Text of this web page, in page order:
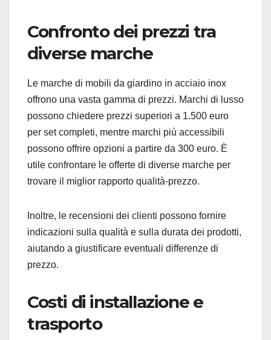
Confronto dei prezzi tra
diverse marche
Le marche di mobili da giardino in acciaio inox
offrono una vasta gamma di prezzi. Marchi di lusso
possono chiedere prezzi superiori a 1.500 euro
per set completi, mentre marchi più accessibili
possono offrire opzioni a partire da 300 euro. È
utile confrontare le offerte di diverse marche per
trovare il miglior rapporto qualità-prezzo.
Inoltre, le recensioni dei clienti possono fornire
indicazioni sulla qualità e sulla durata dei prodotti,
aiutando a giustificare eventuali differenze di
prezzo.
Costi di installazione e
trasporto